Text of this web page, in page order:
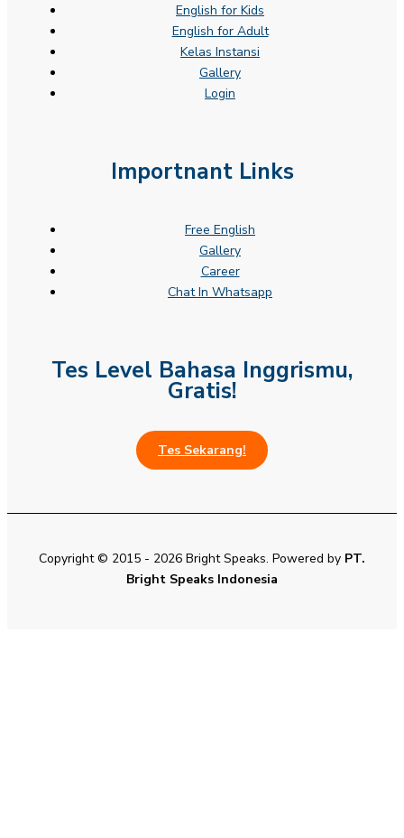
English for Kids
English for Adult
Kelas Instansi
Gallery
Login
Importnant Links
Free English
Gallery
Career
Chat In Whatsapp
Tes Level Bahasa Inggrismu,
Gratis!
Tes Sekarang!
Copyright © 2015 - 2026 Bright Speaks. Powered by PT.
Bright Speaks Indonesia